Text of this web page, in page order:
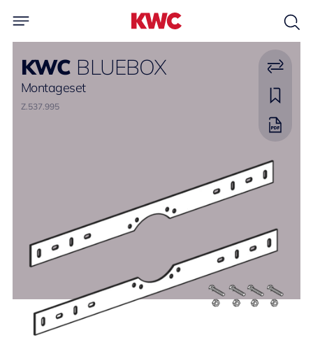
KWC BLUEBOX
Montageset
Z.537.995